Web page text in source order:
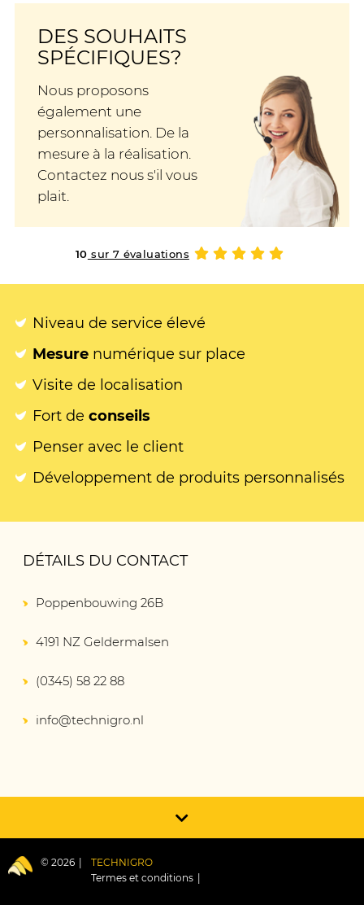
DES SOUHAITS
SPÉCIFIQUES?
Nous proposons
également une
personnalisation. De la
mesure à la réalisation.
Contactez nous s'il vous
plait.
10 sur 7 évaluations
Niveau de service élevé
Mesure numérique sur place
Visite de localisation
Fort de conseils
Penser avec le client
Développement de produits personnalisés
DÉTAILS DU CONTACT
Poppenbouwing 26B
4191 NZ Geldermalsen
(0345) 58 22 88
info@technigro.nl
© 2026
TECHNIGRO
Termes et conditions